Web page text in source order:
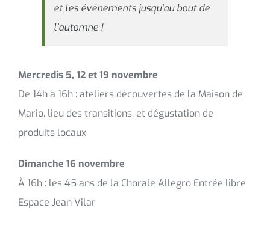
et les événements jusqu’au bout de
l’automne !
Mercredis 5, 12 et 19 novembre
De 14h à 16h : ateliers découvertes de la Maison de
Mario, lieu des transitions, et dégustation de
produits locaux
Dimanche 16 novembre
À 16h : les 45 ans de la Chorale Allegro Entrée libre
Espace Jean Vilar